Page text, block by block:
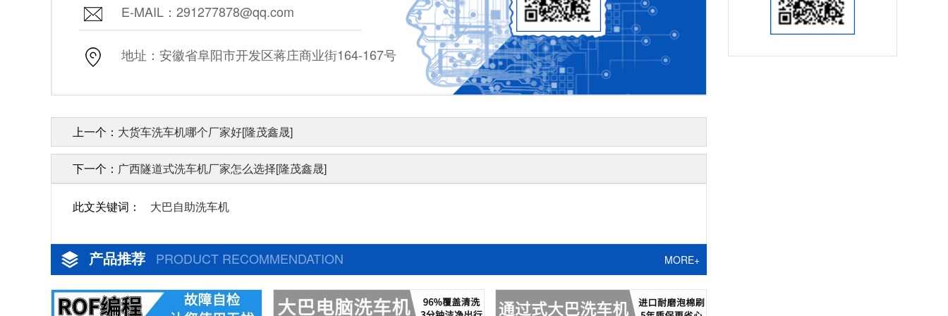
E-MAIL：291277878@qq.com
地址：安徽省阜阳市开发区蒋庄商业街164-167号
上一个： 大货车洗车机哪个厂家好[隆茂鑫晟]
下一个： 广西隧道式洗车机厂家怎么选择[隆茂鑫晟]
此文关键词： 大巴自助洗车机
产品推荐 PRODUCT RECOMMENDATION MORE+